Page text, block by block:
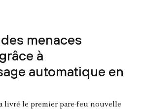
menaces
à
automatique en
livré le premier pare-feu nouvelle